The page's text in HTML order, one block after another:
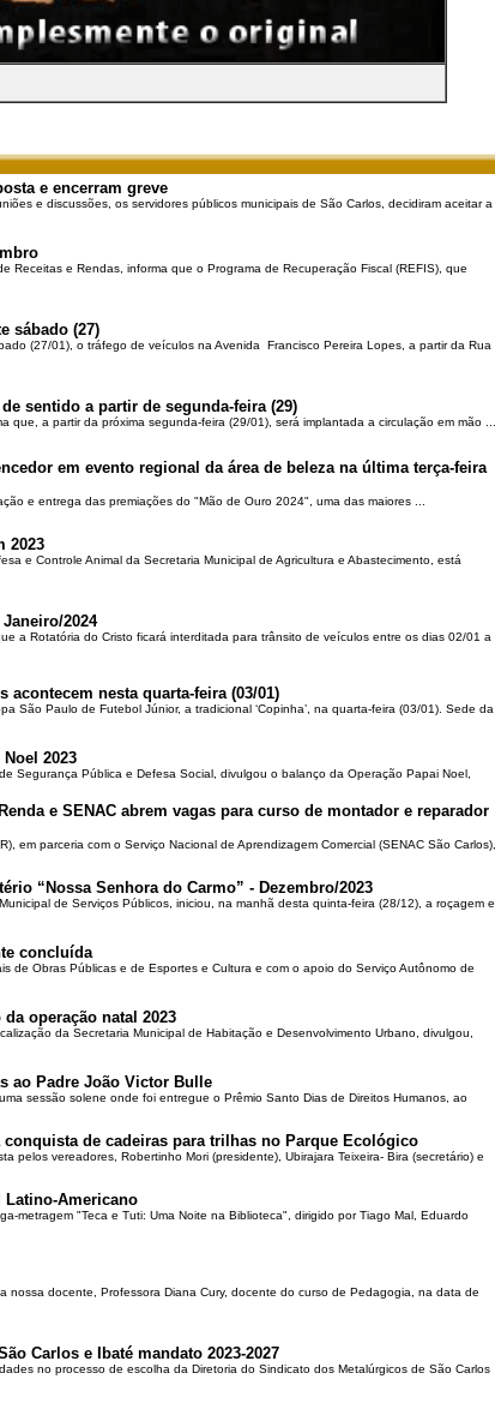
e encerram greve
e discussões, os servidores públicos municipais de São Carlos, decidiram aceitar a
Receitas e Rendas, informa que o Programa de Recuperação Fiscal (REFIS), que
sábado (27)
(27/01), o tráfego de veículos na Avenida Francisco Pereira Lopes, a partir da Rua
sentido a partir de segunda-feira (29)
que, a partir da próxima segunda-feira (29/01), será implantada a circulação em mão ...
em evento regional da área de beleza na última terça-feira
e entrega das premiações do "Mão de Ouro 2024", uma das maiores ...
2023
e Controle Animal da Secretaria Municipal de Agricultura e Abastecimento, está
2024
a Rotatória do Cristo ficará interditada para trânsito de veículos entre os dias 02/01 a
acontecem nesta quarta-feira (03/01)
São Paulo de Futebol Júnior, a tradicional ‘Copinha’, na quarta-feira (03/01). Sede da
2023
Segurança Pública e Defesa Social, divulgou o balanço da Operação Papai Noel,
e SENAC abrem vagas para curso de montador e reparador
em parceria com o Serviço Nacional de Aprendizagem Comercial (SENAC São Carlos),
“Nossa Senhora do Carmo” - Dezembro/2023
de Serviços Públicos, iniciou, na manhã desta quinta-feira (28/12), a roçagem e
concluída
de Obras Públicas e de Esportes e Cultura e com o apoio do Serviço Autônomo de
operação natal 2023
da Secretaria Municipal de Habitação e Desenvolvimento Urbano, divulgou,
ao Padre João Victor Bulle
sessão solene onde foi entregue o Prêmio Santo Dias de Direitos Humanos, ao
de cadeiras para trilhas no Parque Ecológico
pelos vereadores, Robertinho Mori (presidente), Ubirajara Teixeira- Bira (secretário) e
Latino-Americano
metragem "Teca e Tuti: Uma Noite na Biblioteca", dirigido por Tiago Mal, Eduardo
nossa docente, Professora Diana Cury, docente do curso de Pedagogia, na data de
Carlos e Ibaté mandato 2023-2027
no processo de escolha da Diretoria do Sindicato dos Metalúrgicos de São Carlos